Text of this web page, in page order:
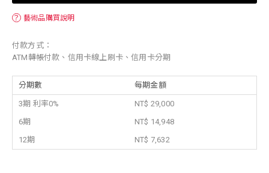
？ 藝術品購買說明
付款方式：
ATM轉帳付款、信用卡線上刷卡、信用卡分期
分期數 每期金額
3期 利率0%
NT$ 29,000
6期
NT$ 14,948
12期
NT$ 7,632